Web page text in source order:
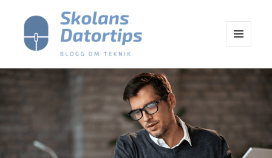
Skolans Datortips
WIDGETS